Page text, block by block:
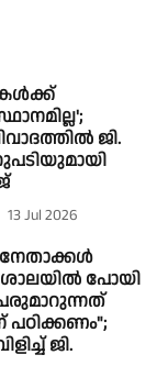
ജി.
13 Jul 2026
പോയി
ജി.